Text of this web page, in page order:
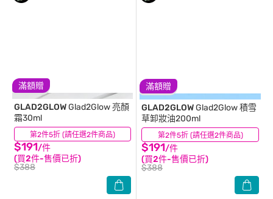
滿額贈
第2件5折 (請任選2件商品)
GLAD2GLOWGlad2Glow 亮顏
霜30ml
$191/件
(買2件-售價已折)
$388
(0)
滿額贈
第2件5折 (請任選2件商品)
GLAD2GLOWGlad2Glow 積雪
草卸妝油200ml
$191/件
(買2件-售價已折)
$388
(1)